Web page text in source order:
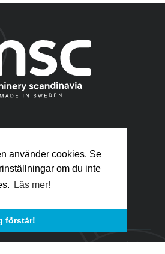
använder cookies. Se
om du inte
Läs mer!
förstår!
Hem